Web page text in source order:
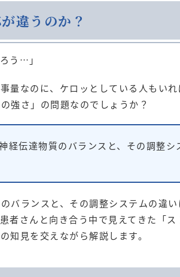
違うのか？
う…」
量なのに、ケロッとしている人もい
強さ」の問題なのでしょうか？
経伝達物質のバランスと、その調整シ
バランスと、その調整システムの違
者さんと向き合う中で見えてきた「ス
知見を交えながら解説します。